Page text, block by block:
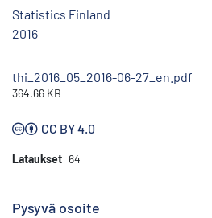
Statistics Finland
2016
thi_2016_05_2016-06-27_en.pdf
364.66 KB
CC BY 4.0
Lataukset 64
Pysyvä osoite